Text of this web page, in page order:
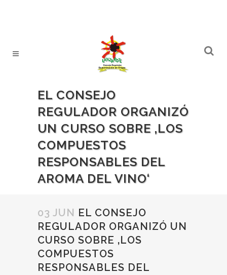
EL CONSEJO
REGULADOR ORGANIZÓ
UN CURSO SOBRE ‚LOS
COMPUESTOS
RESPONSABLES DEL
AROMA DEL VINO‘
03 JUN EL CONSEJO
REGULADOR ORGANIZÓ UN
CURSO SOBRE ‚LOS
COMPUESTOS
RESPONSABLES DEL